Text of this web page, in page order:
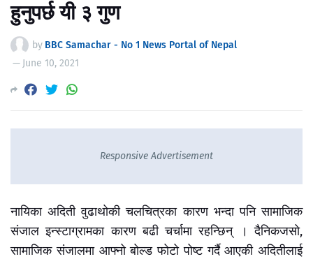
हुनुपर्छ यी ३ गुण
by BBC Samachar - No 1 News Portal of Nepal
— June 10, 2021
Responsive Advertisement
नायिका अदिती वुढाथोकी चलचित्रका कारण भन्दा पनि सामाजिक
संजाल इन्स्टाग्रामका कारण बढी चर्चामा रहन्छिन् । दैनिकजसो,
सामाजिक संजालमा आफ्नो बोल्ड फोटो पोष्ट गर्दै आएकी अदितीलाई